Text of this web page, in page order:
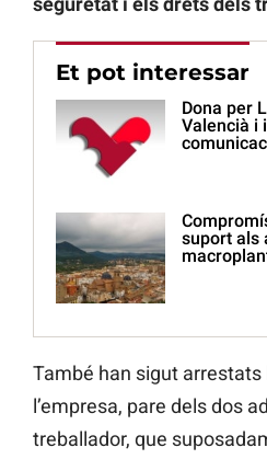
Et pot interessar
Dona per
Valencià i
suport als
També han sigut arrestats
l’empresa, pare dels dos
treballador, que